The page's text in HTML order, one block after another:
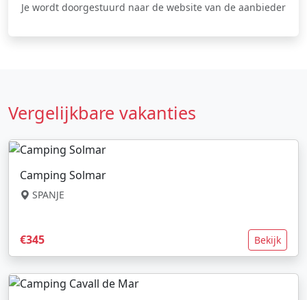
Je wordt doorgestuurd naar de website van de aanbieder
Vergelijkbare vakanties
Camping Solmar
SPANJE
€345 Bekijk